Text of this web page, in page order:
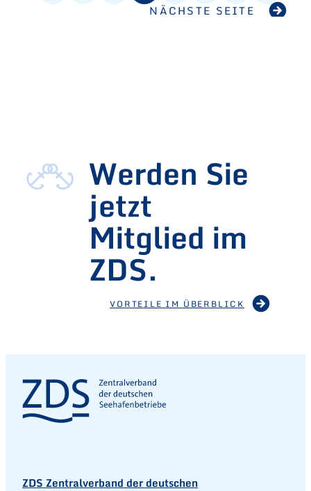
NÄCHSTE SEITE
Werden Sie
jetzt
Mitglied im
ZDS.
VORTEILE IM ÜBERBLICK
ZDS Zentralverband der deutschen